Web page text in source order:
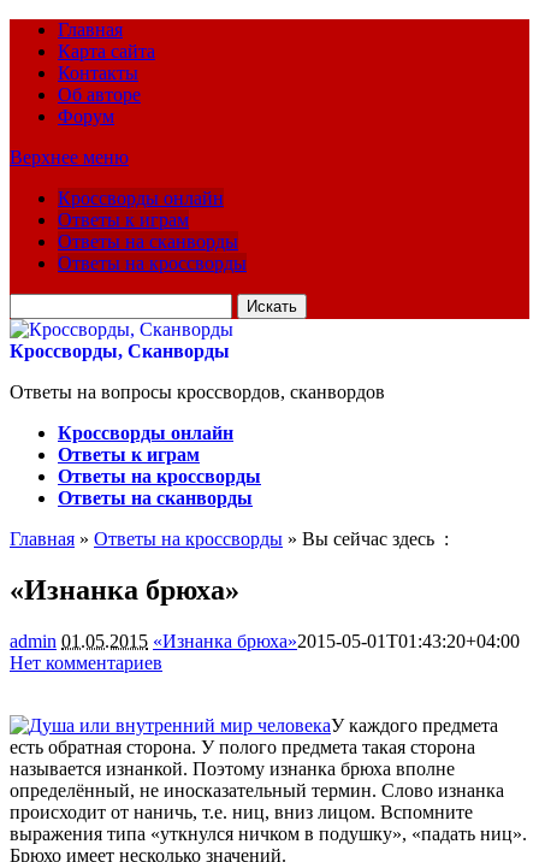
Главная
Карта сайта
Контакты
Об авторе
Форум
Верхнее меню
Кроссворды онлайн
Ответы к играм
Ответы на сканворды
Ответы на кроссворды
для:
Кроссворды, Сканворды
Ответы на вопросы кроссвордов, сканвордов
Кроссворды онлайн
Ответы к играм
Ответы на кроссворды
Ответы на сканворды
Главная » Ответы на кроссворды » Вы сейчас здесь :
«Изнанка брюха»
admin 01.05.2015 «Изнанка брюха»2015-05-01T01:43:20+04:00
Нет комментариев
У каждого предмета
есть обратная сторона. У полого предмета такая сторона
называется изнанкой. Поэтому изнанка брюха вполне
определённый, не иносказательный термин. Слово изнанка
происходит от наничь, т.е. ниц, вниз лицом. Вспомните
выражения типа «уткнулся ничком в подушку», «падать ниц».
Брюхо имеет несколько значений.